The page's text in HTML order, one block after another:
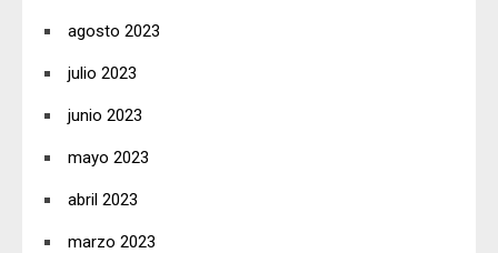
agosto 2023
julio 2023
junio 2023
mayo 2023
abril 2023
marzo 2023